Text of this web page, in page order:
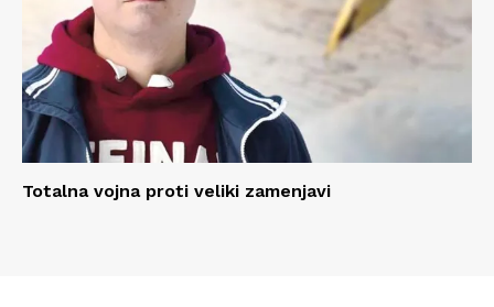
Totalna vojna proti veliki zamenjavi